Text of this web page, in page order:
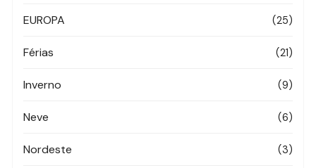
EUROPA (25)
Férias (21)
Inverno (9)
Neve (6)
Nordeste (3)